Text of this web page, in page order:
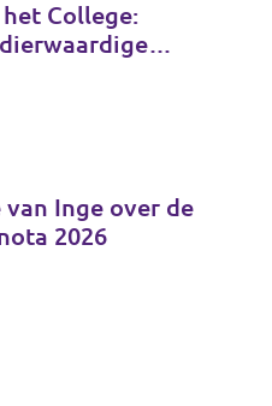
College:
Inge over de
2026